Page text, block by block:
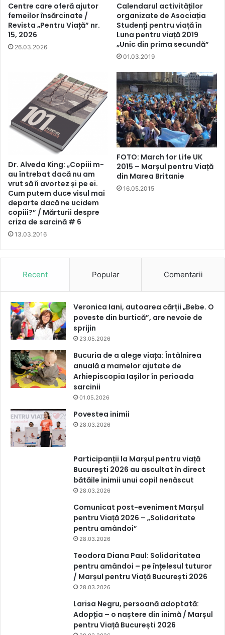
Centre care oferă ajutor
femeilor însărcinate /
Revista „Pentru Viață” nr.
15, 2026
26.03.2026
Calendarul activităților
organizate de Asociația
Studenți pentru viață în
Luna pentru viață 2019
„Unic din prima secundă”
01.03.2019
Dr. Alveda King: „Copiii m-
au întrebat dacă nu am
vrut să îi avortez și pe ei.
Cum putem duce visul mai
departe dacă ne ucidem
copiii?” / Mărturii despre
criza de sarcină # 6
13.03.2016
FOTO: March for Life UK
2015 – Marșul pentru Viață
din Marea Britanie
16.05.2015
Recent Popular Comentarii
Veronica Iani, autoarea cărții „Bebe. O
poveste din burtică”, are nevoie de
sprijin
23.05.2026
Bucuria de a alege viața: Întâlnirea
anuală a mamelor ajutate de
Arhiepiscopia Iașilor în perioada
sarcinii
01.05.2026
Povestea inimii
28.03.2026
Participanții la Marșul pentru viață
București 2026 au ascultat în direct
bătăile inimii unui copil nenăscut
28.03.2026
Comunicat post-eveniment Marșul
pentru Viață 2026 – „Solidaritate
pentru amândoi”
28.03.2026
Teodora Diana Paul: Solidaritatea
pentru amândoi – pe înțelesul tuturor
/ Marșul pentru Viață București 2026
28.03.2026
Larisa Negru, persoană adoptată:
Adopția – o naștere din inimă / Marșul
pentru Viață București 2026